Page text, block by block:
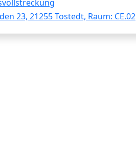
23, 21255 Tostedt, Raum: CE.02